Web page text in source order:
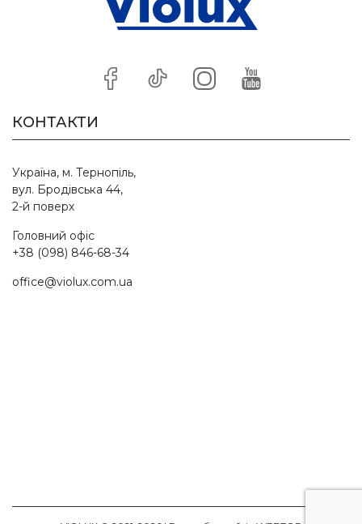
КОНТАКТИ
Україна, м. Тернопіль,
вул. Бродівська 44,
2-й поверх
Головний офіс
+38 (098) 846-68-34
office@violux.com.ua